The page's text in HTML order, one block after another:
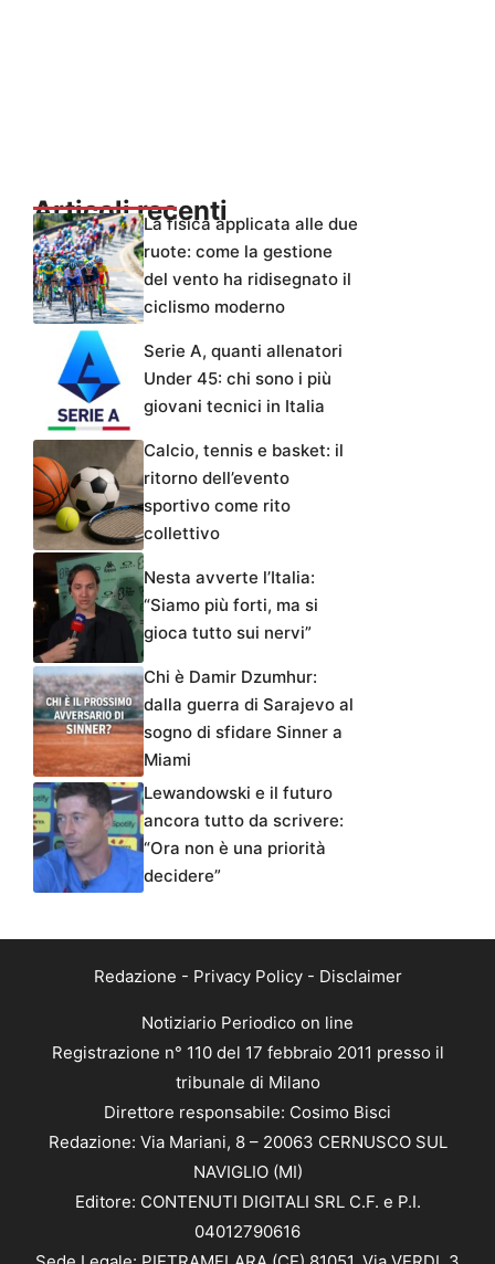
Articoli recentiLa fisica applicata alle due
ruote: come la gestione
del vento ha ridisegnato il
ciclismo moderno
Serie A, quanti allenatori
Under 45: chi sono i più
giovani tecnici in Italia
Calcio, tennis e basket: il
ritorno dell’evento
sportivo come rito
collettivo
Nesta avverte l’Italia:
“Siamo più forti, ma si
gioca tutto sui nervi”
Chi è Damir Dzumhur:
dalla guerra di Sarajevo al
sogno di sfidare Sinner a
Miami
Lewandowski e il futuro
ancora tutto da scrivere:
“Ora non è una priorità
decidere”
Redazione - Privacy Policy- Disclaimer
Notiziario Periodico on line
Registrazione n° 110 del 17 febbraio 2011 presso il
tribunale di Milano
Direttore responsabile: Cosimo Bisci
Redazione: Via Mariani, 8 – 20063 CERNUSCO SUL
NAVIGLIO (MI)
Editore: CONTENUTI DIGITALI SRL C.F. e P.I.
04012790616